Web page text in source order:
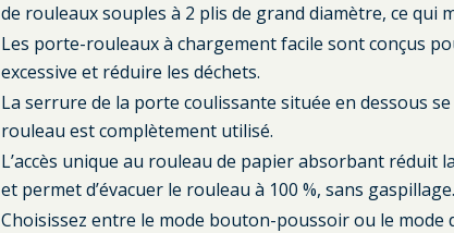
de rouleaux souples à 2 plis de grand diamètre, ce qui
Les porte-rouleaux à chargement facile sont conçus
excessive et réduire les déchets.
La serrure de la porte coulissante située en dessous
rouleau est complètement utilisé.
L’accès unique au rouleau de papier absorbant réduit
et permet d’évacuer le rouleau à 100 %, sans gaspillage.
Choisissez entre le mode bouton-poussoir ou le mode